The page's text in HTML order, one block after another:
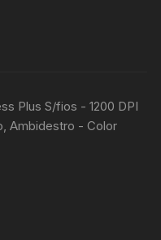
Plus S/fios - 1200 DPI
Ambidestro - Color